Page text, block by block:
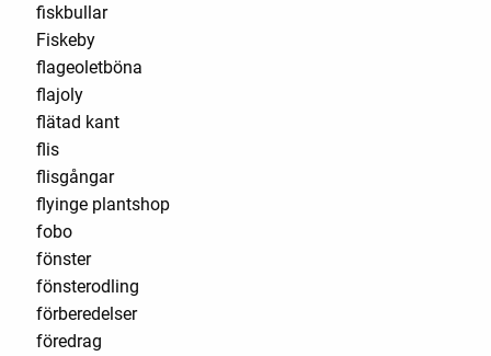
fiskbullar
Fiskeby
flageoletböna
flajoly
flätad kant
flis
flisgångar
flyinge plantshop
fobo
fönster
fönsterodling
förberedelser
föredrag